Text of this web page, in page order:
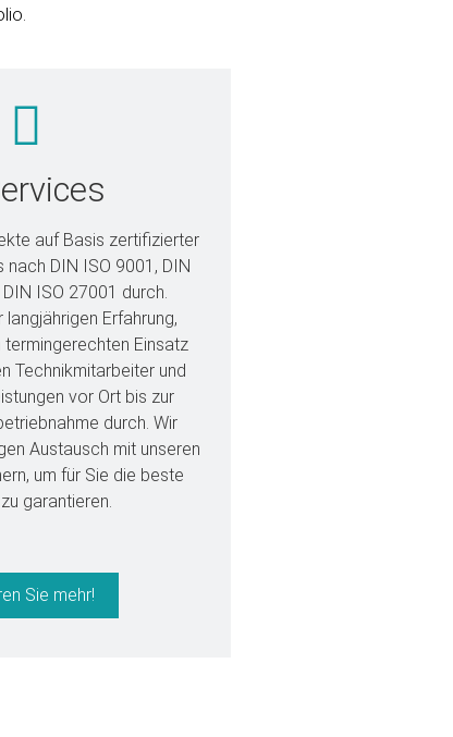
auf Basis zertifizierter
DIN ISO 9001, DIN
DIN ISO 27001 durch.
Erfahrung,
Einsatz
Technikmitarbeiter und
vor Ort bis zur
durch. Wir
Austausch mit unseren
um für Sie die beste
garantieren.
Sie mehr!